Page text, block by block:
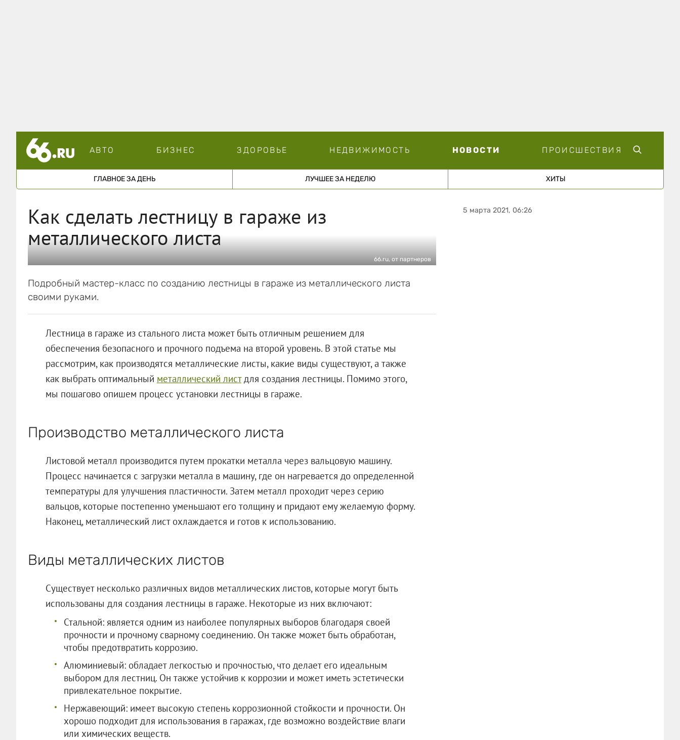
АВТО БИЗНЕС ЗДОРОВЬЕ НЕДВИЖИМОСТЬ НОВОСТИ ПРОИСШЕСТВИЯ
ГЛАВНОЕ ЗА ДЕНЬ ЛУЧШЕЕ ЗА НЕДЕЛЮ ХИТЫ
Как сделать лестницу в гараже из
металлического листа
66.ru, от партнеров
Подробный мастер-класс по созданию лестницы в гараже из металлического листа
своими руками.
Лестница в гараже из стального листа может быть отличным решением для
обеспечения безопасного и прочного подъема на второй уровень. В этой статье мы
рассмотрим, как производятся металлические листы, какие виды существуют, а также
как выбрать оптимальный металлический листдля создания лестницы. Помимо этого,
мы пошагово опишем процесс установки лестницы в гараже.
Производство металлического листа
Листовой металл производится путем прокатки металла через вальцовую машину.
Процесс начинается с загрузки металла в машину, где он нагревается до определенной
температуры для улучшения пластичности. Затем металл проходит через серию
вальцов, которые постепенно уменьшают его толщину и придают ему желаемую форму.
Наконец, металлический лист охлаждается и готов к использованию.
Виды металлических листов
Существует несколько различных видов металлических листов, которые могут быть
использованы для создания лестницы в гараже. Некоторые из них включают:
Стальной: является одним из наиболее популярных выборов благодаря своей
прочности и прочному сварному соединению. Он также может быть обработан,
чтобы предотвратить коррозию.
Алюминиевый: обладает легкостью и прочностью, что делает его идеальным
выбором для лестниц. Он также устойчив к коррозии и может иметь эстетически
привлекательное покрытие.
Нержавеющий: имеет высокую степень коррозионной стойкости и прочности. Он
хорошо подходит для использования в гаражах, где возможно воздействие влаги
или химических веществ.
5 марта 2021, 06:26